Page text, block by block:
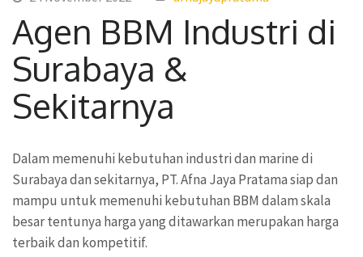
Agen BBM Industri di
Surabaya &
Sekitarnya
Dalam memenuhi kebutuhan industri dan marine di
Surabaya dan sekitarnya, PT. Afna Jaya Pratama siap dan
mampu untuk memenuhi kebutuhan BBM dalam skala
besar tentunya harga yang ditawarkan merupakan harga
terbaik dan kompetitif.